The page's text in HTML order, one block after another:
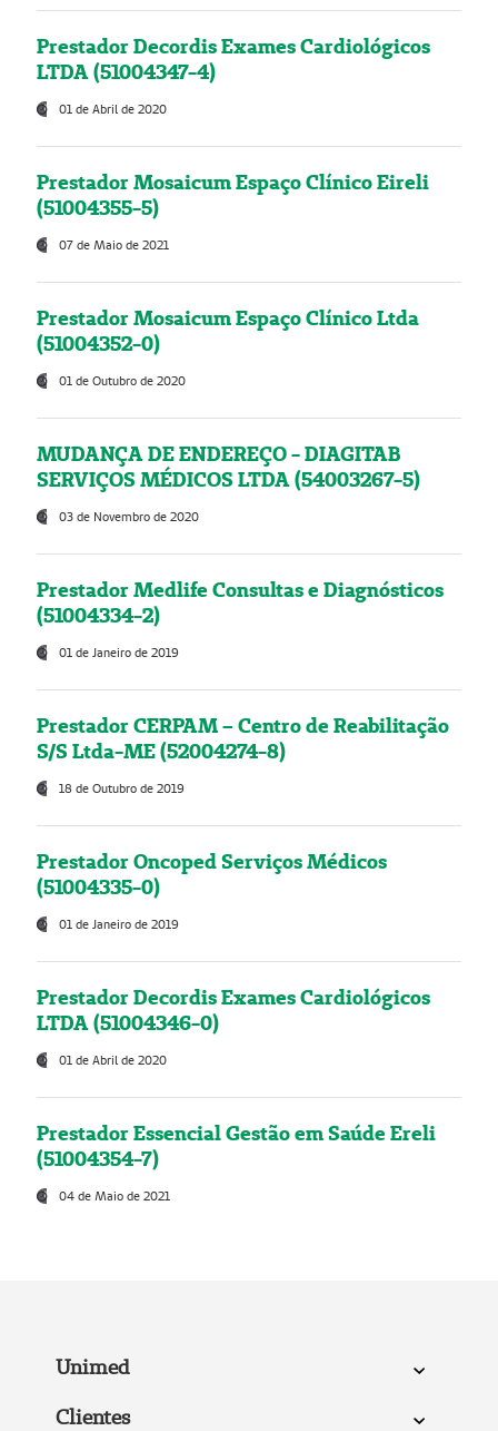
Prestador Decordis Exames Cardiológicos
LTDA (51004347-4)
01 de Abril de 2020
Prestador Mosaicum Espaço Clínico Eireli
(51004355-5)
07 de Maio de 2021
Prestador Mosaicum Espaço Clínico Ltda
(51004352-0)
01 de Outubro de 2020
MUDANÇA DE ENDEREÇO - DIAGITAB
SERVIÇOS MÉDICOS LTDA (54003267-5)
03 de Novembro de 2020
Prestador Medlife Consultas e Diagnósticos
(51004334-2)
01 de Janeiro de 2019
Prestador CERPAM – Centro de Reabilitação
S/S Ltda-ME (52004274-8)
18 de Outubro de 2019
Prestador Oncoped Serviços Médicos
(51004335-0)
01 de Janeiro de 2019
Prestador Decordis Exames Cardiológicos
LTDA (51004346-0)
01 de Abril de 2020
Prestador Essencial Gestão em Saúde Ereli
(51004354-7)
04 de Maio de 2021
Unimed
Clientes